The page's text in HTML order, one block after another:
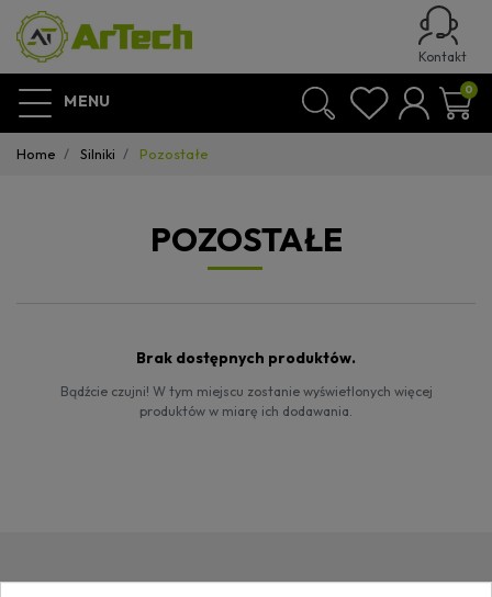
Kontakt
MENU
0
Home Silniki Pozostałe
POZOSTAŁE
Brak dostępnych produktów.
Bądźcie czujni! W tym miejscu zostanie wyświetlonych więcej
produktów w miarę ich dodawania.